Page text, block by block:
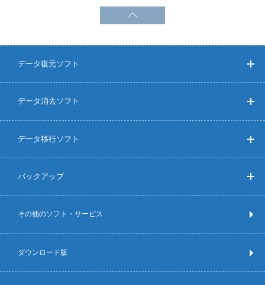
データ復元ソフト
データ消去ソフト
データ移行ソフト
バックアップ
その他のソフト・サービス
ダウンロード版